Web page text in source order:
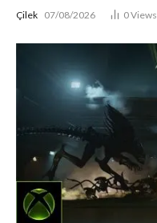
Çilek 07/08/2026 0Views